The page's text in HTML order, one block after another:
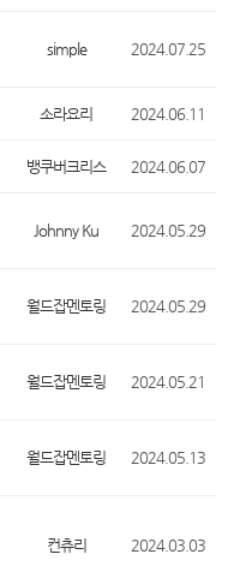
simple 2024.07.25
소라요리 2024.06.11
뱅쿠버크리스 2024.06.07
Johnny Ku 2024.05.29
월드잡멘토링 2024.05.29
월드잡멘토링 2024.05.21
월드잡멘토링 2024.05.13
컨츄리 2024.03.03